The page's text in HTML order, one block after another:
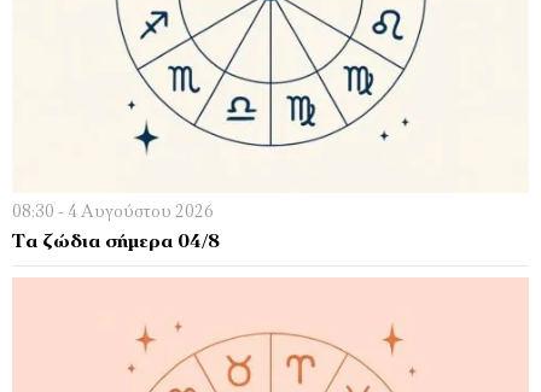
08:30 - 4 Αυγούστου 2026
Τα ζώδια σήμερα 04/8